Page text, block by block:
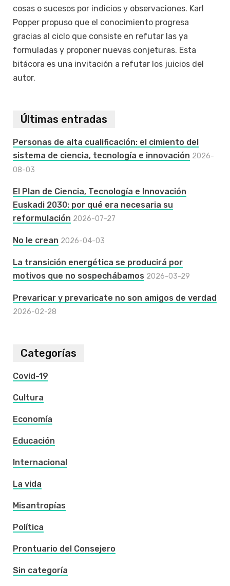
cosas o sucesos por indicios y observaciones. Karl
Popper propuso que el conocimiento progresa
gracias al ciclo que consiste en refutar las ya
formuladas y proponer nuevas conjeturas. Esta
bitácora es una invitación a refutar los juicios del
autor.
Últimas entradas
Personas de alta cualificación: el cimiento del
sistema de ciencia, tecnología e innovación 2026-
08-03
El Plan de Ciencia, Tecnología e Innovación
Euskadi 2030: por qué era necesaria su
reformulación 2026-07-27
No le crean 2026-04-03
La transición energética se producirá por
motivos que no sospechábamos 2026-03-29
Prevaricar y prevaricate no son amigos de verdad
2026-02-28
Categorías
Covid-19
Cultura
Economía
Educación
Internacional
La vida
Misantropías
Política
Prontuario del Consejero
Sin categoría